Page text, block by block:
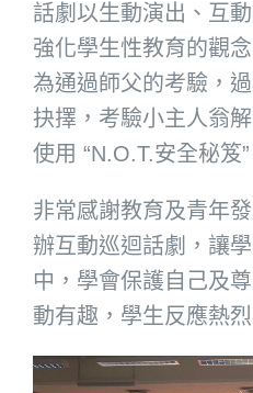
話劇以生動演出、互
強化學生性教育的觀
為通過師父的考驗，
抉擇，考驗小主人翁
使用 “N.O.T.安全秘笈
非常感謝教育及青年
辦互動巡迴話劇，讓
中，學會保護自己及
動有趣，學生反應熱